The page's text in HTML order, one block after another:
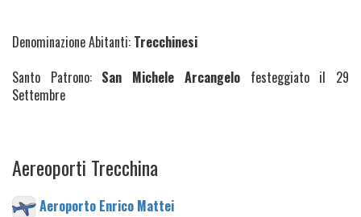
Denominazione Abitanti: Trecchinesi
Santo Patrono: San Michele Arcangelofesteggiato il 29
Settembre
Aereoporti Trecchina
Aeroporto Enrico Mattei